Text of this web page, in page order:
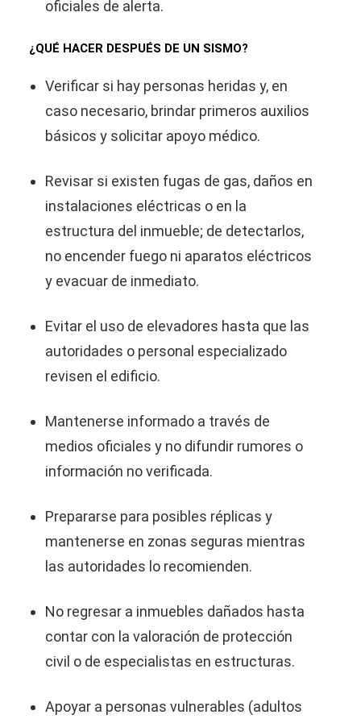
oficiales de alerta.
¿QUÉ HACER DESPUÉS DE UN SISMO?
Verificar si hay personas heridas y, en
caso necesario, brindar primeros auxilios
básicos y solicitar apoyo médico.
Revisar si existen fugas de gas, daños en
instalaciones eléctricas o en la
estructura del inmueble; de detectarlos,
no encender fuego ni aparatos eléctricos
y evacuar de inmediato.
Evitar el uso de elevadores hasta que las
autoridades o personal especializado
revisen el edificio.
Mantenerse informado a través de
medios oficiales y no difundir rumores o
información no verificada.
Prepararse para posibles réplicas y
mantenerse en zonas seguras mientras
las autoridades lo recomienden.
No regresar a inmuebles dañados hasta
contar con la valoración de protección
civil o de especialistas en estructuras.
Apoyar a personas vulnerables (adultos